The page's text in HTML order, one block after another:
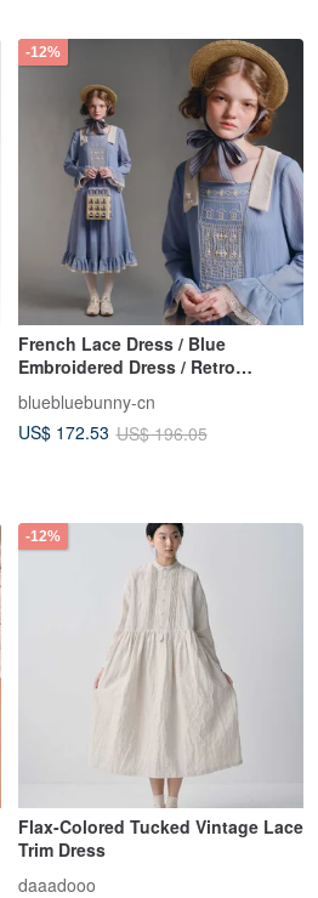
-12%
French Lace Dress / Blue
Embroidered Dress / Retro
Elegant Women's Wear
bluebluebunny-cn
US$ 172.53 US$ 196.05
-12%
Flax-Colored Tucked Vintage Lace
Trim Dress
daaadooo